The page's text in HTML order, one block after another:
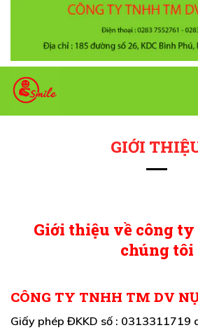
dung
GIỚI
Giới thiệu về công
chúng tôi
CÔNG TY TNHH TM DV
Giấy phép ĐKKD số : 0313311719